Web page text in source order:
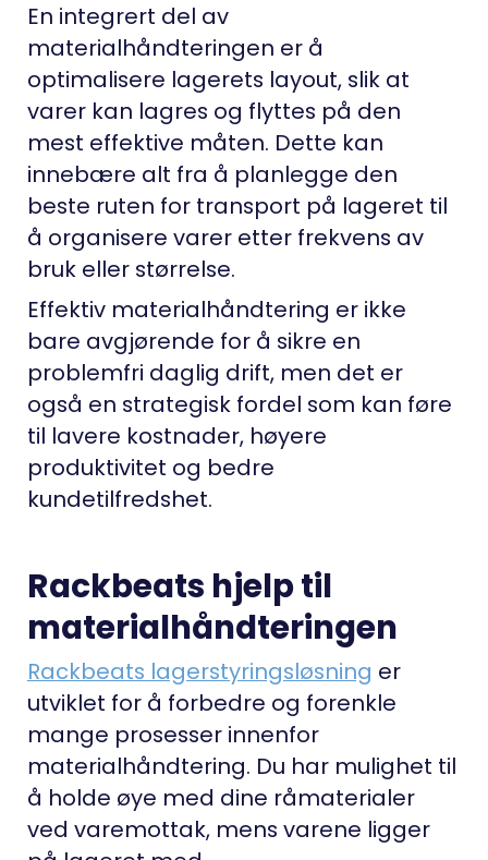
En integrert del av
materialhåndteringen er å
optimalisere lagerets layout, slik at
varer kan lagres og flyttes på den
mest effektive måten. Dette kan
innebære alt fra å planlegge den
beste ruten for transport på lageret til
å organisere varer etter frekvens av
bruk eller størrelse.
Effektiv materialhåndtering er ikke
bare avgjørende for å sikre en
problemfri daglig drift, men det er
også en strategisk fordel som kan føre
til lavere kostnader, høyere
produktivitet og bedre
kundetilfredshet.
Rackbeats hjelp til
materialhåndteringen
Rackbeats lagerstyringsløsning er
utviklet for å forbedre og forenkle
mange prosesser innenfor
materialhåndtering. Du har mulighet til
å holde øye med dine råmaterialer
ved varemottak, mens varene ligger